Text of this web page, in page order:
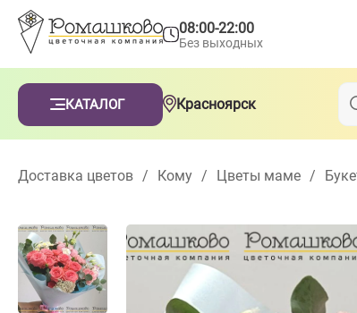
08:00-22:00
Без выходных
КАТАЛОГ Красноярск
Доставка цветов / Кому / Цветы маме /